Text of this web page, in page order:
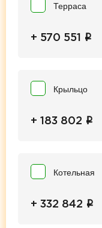
Терраса
+ 570 551 i
Крыльцо
+ 183 802 i
Котельная
+ 332 842 i